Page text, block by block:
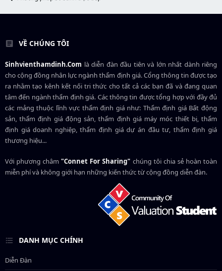
VỀ CHÚNG TÔI
Sinhvienthamdinh.Com là diễn đàn đầu tiên và lớn nhất dành riêng
cho cộng đồng nhân lực ngànhthẩm định giá. Cổng thông tin được tạo
ra nhằm tạo kênh kết nối tri thức cho tất cả các bạn đã và đang quan
tâm đến ngành thẩm định giá. Các thông tin được tổng hợp với đầy đủ
các mảng thuộc lĩnh vực thẩm định giá như: Thẩm định giá Bất động
sản, thẩm định giá động sản, thẩm định giá máy móc thiết bị, thẩm
định giá doanh nghiệp, thẩm định giá dự án đầu tư, thẩm định giá
thương hiệu...
Với phương châm"Connet For Sharing" chúng tôi chia sẻ hoàn toàn
miễn phí và không giới hạn những kiến thức từ cộng đồng diễn đàn.
DANH MỤC CHÍNH
Diễn Đàn